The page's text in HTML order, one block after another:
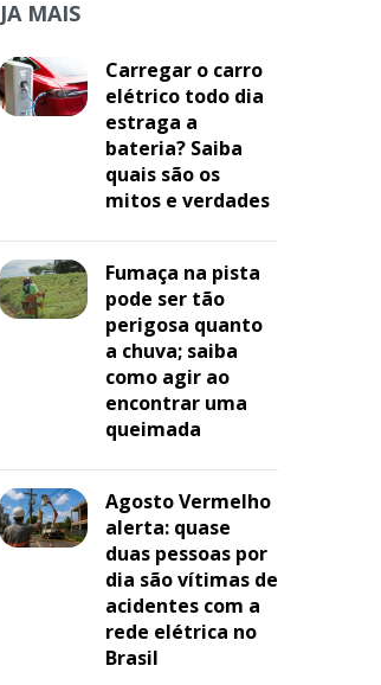
MAIS
Carregar o carro
elétrico todo dia
estraga a
bateria? Saiba
quais são os
mitos e verdades
Fumaça na pista
pode ser tão
perigosa quanto
a chuva; saiba
como agir ao
encontrar uma
queimada
Agosto Vermelho
alerta: quase
duas pessoas por
dia são vítimas de
acidentes com a
rede elétrica no
Brasil